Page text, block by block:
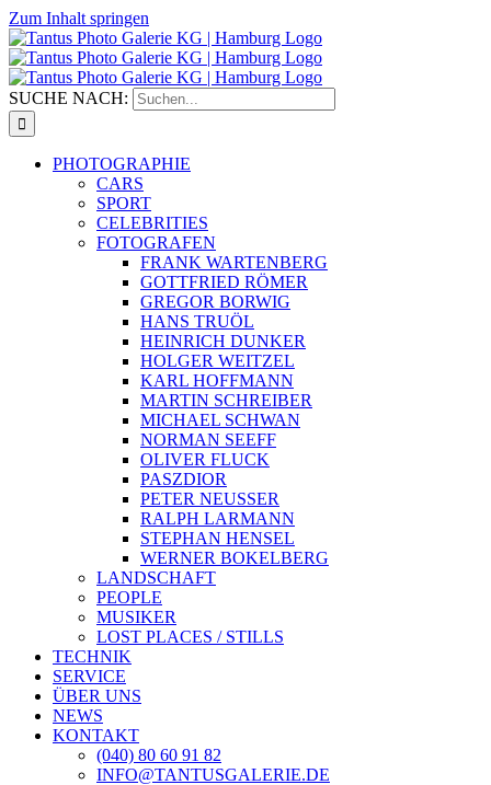
Zum Inhalt springen
SUCHE NACH:
PHOTOGRAPHIE
CARS
SPORT
CELEBRITIES
FOTOGRAFEN
FRANK WARTENBERG
GOTTFRIED RÖMER
GREGOR BORWIG
HANS TRUÖL
HEINRICH DUNKER
HOLGER WEITZEL
KARL HOFFMANN
MARTIN SCHREIBER
MICHAEL SCHWAN
NORMAN SEEFF
OLIVER FLUCK
PASZDIOR
PETER NEUSSER
RALPH LARMANN
STEPHAN HENSEL
WERNER BOKELBERG
LANDSCHAFT
PEOPLE
MUSIKER
LOST PLACES / STILLS
TECHNIK
SERVICE
ÜBER UNS
NEWS
KONTAKT
(040) 80 60 91 82
INFO@TANTUSGALERIE.DE